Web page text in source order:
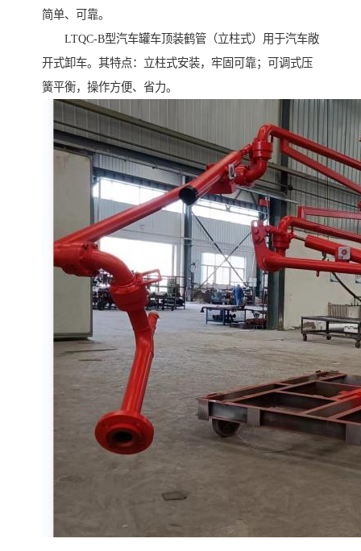
简单、可靠。
LTQC-B型汽车罐车顶装鹤管（立柱式）用于汽车敞
开式卸车。其特点：立柱式安装，牢固可靠；可调式压
簧平衡，操作方便、省力。